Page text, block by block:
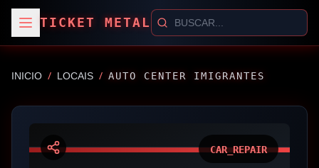
TICKET METAL
INICIO / LOCAIS / AUTO CENTER IMIGRANTES
CAR_REPAIR